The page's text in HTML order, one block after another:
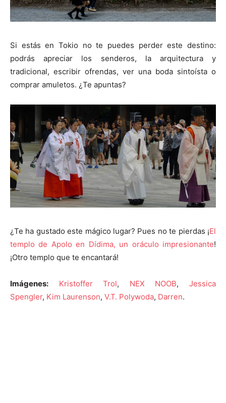
Si estás en Tokio no te puedes perder este destino:
podrás apreciar los senderos, la arquitectura y
tradicional, escribir ofrendas, ver una boda sintoísta o
comprar amuletos. ¿Te apuntas?
¿Te ha gustado este mágico lugar? Pues no te pierdas ¡El
templo de Apolo en Dídima, un oráculo impresionante!
¡Otro templo que te encantará!
Imágenes: Kristoffer Trol, NEX NOOB,Jessica
Spengler, Kim Laurenson, V.T. Polywoda, Darren.